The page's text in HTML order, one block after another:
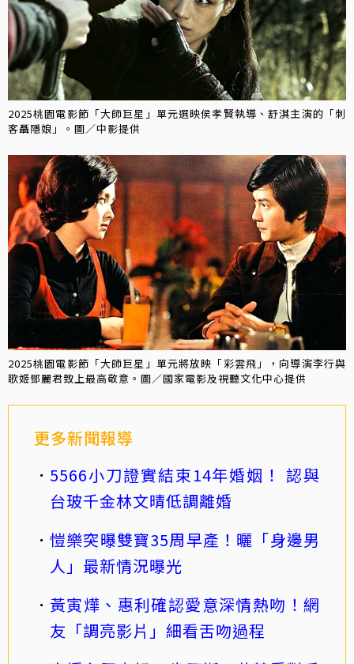
2025桃園電影節「大師巨星」單元選映侯孝賢執導、舒淇主演的「刺
客聶隱娘」。圖／中影提供
2025桃園電影節「大師巨星」單元將放映「彩雲飛」，向導演李行與
歌姬鄧麗君致上最高敬意。圖／國家電影及視聽文化中心提供
更多新聞報導
5566小刀證實結束14年婚姻！ 認與
台玻千金林文晴低調離婚
愷樂突曝雙寶35周早產！曬「身邊男
人」最新情況曝光
黃寅燁、惠利確認愛意深情熱吻！網
友「調亮影片」細看舌吻過程